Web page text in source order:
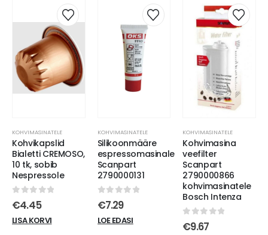
KOHVIMASINATELE
Kohvikapslid
Bialetti CREMOSO,
10 tk, sobib
Nespressole
0out of 5
€4.45
LISA KORVI
KOHVIMASINATELE
Silikoonmääre
espressomasinale
Scanpart
2790000131
0out of 5
€7.29
LOE EDASI
KOHVIMASINATELE
Kohvimasina
veefilter
Scanpart
2790000866
kohvimasinatele
Bosch Intenza
0out of 5
€9.67